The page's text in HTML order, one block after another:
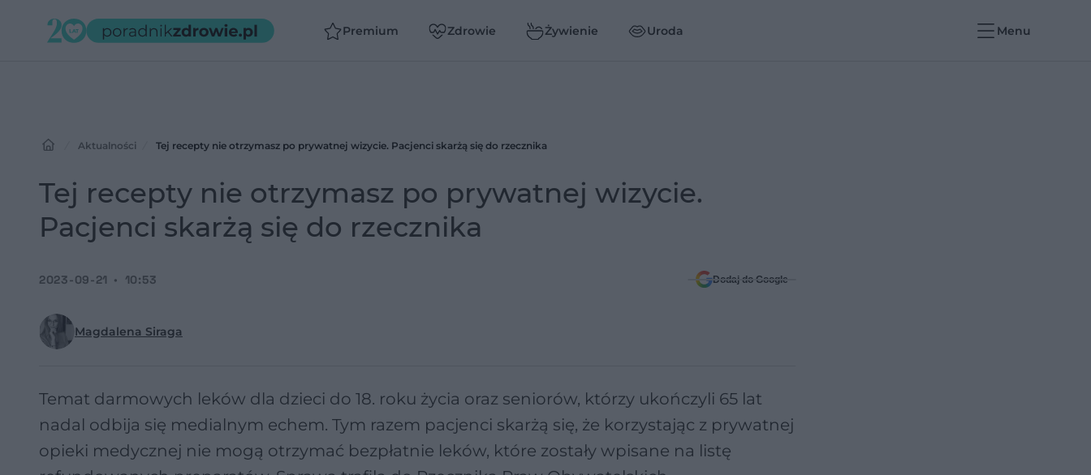
Premium Zdrowie Żywienie Uroda Menu
Aktualności Tej recepty nie otrzymasz po prywatnej wizycie. Pacjenci skarżą się do rzecznika
Tej recepty nie otrzymasz po prywatnej wizycie.
Pacjenci skarżą się do rzecznika
Magdalena Siraga
2023-09-21 10:53 Dodaj do Google
Temat darmowych leków dla dzieci do 18. roku życia oraz seniorów, którzy ukończyli 65 lat
nadal odbija się medialnym echem. Tym razem pacjenci skarżą się, że korzystając z prywatnej
opieki medycznej nie mogą otrzymać bezpłatnie leków, które zostały wpisane na listę